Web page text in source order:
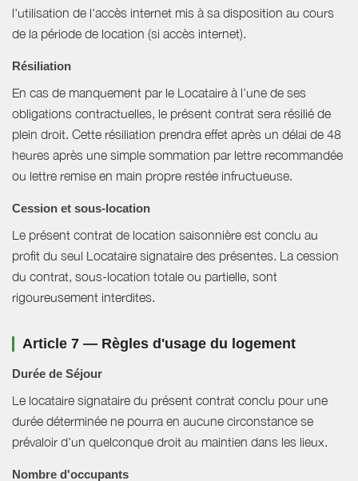
l'utilisation de l'accès internet mis à sa disposition au cours
de la période de location (si accès internet).
Résiliation
En cas de manquement par le Locataire à l’une de ses
obligations contractuelles, le présent contrat sera résilié de
plein droit. Cette résiliation prendra effet après un délai de 48
heures après une simple sommation par lettre recommandée
ou lettre remise en main propre restée infructueuse.
Cession et sous-location
Le présent contrat de location saisonnière est conclu au
profit du seul Locataire signataire des présentes. La cession
du contrat, sous-location totale ou partielle, sont
rigoureusement interdites.
Article 7 — Règles d'usage du logement
Durée de Séjour
Le locataire signataire du présent contrat conclu pour une
durée déterminée ne pourra en aucune circonstance se
prévaloir d'un quelconque droit au maintien dans les lieux.
Nombre d'occupants